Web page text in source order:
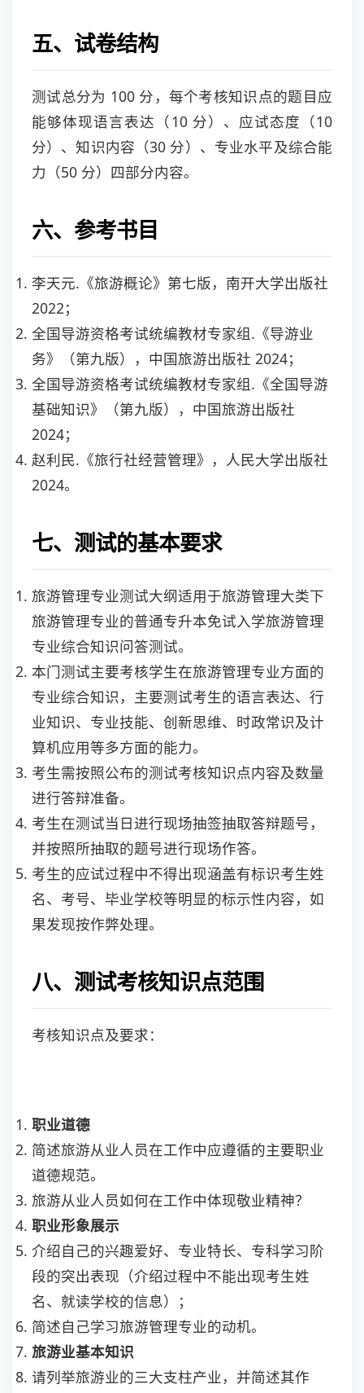
五、试卷结构
测试总分为 100 分，每个考核知识点的题目应
能够体现语言表达（10 分）、应试态度（10
分）、知识内容（30 分）、专业水平及综合能
力（50 分）四部分内容。
六、参考书目
李天元.《旅游概论》第七版，南开大学出版社
2022；
全国导游资格考试统编教材专家组.《导游业
务》（第九版），中国旅游出版社 2024；
全国导游资格考试统编教材专家组.《全国导游
基础知识》（第九版），中国旅游出版社
2024；
赵利民.《旅行社经营管理》，人民大学出版社
2024。
七、测试的基本要求
旅游管理专业测试大纲适用于旅游管理大类下
旅游管理专业的普通专升本免试入学旅游管理
专业综合知识问答测试。
本门测试主要考核学生在旅游管理专业方面的
专业综合知识，主要测试考生的语言表达、行
业知识、专业技能、创新思维、时政常识及计
算机应用等多方面的能力。
考生需按照公布的测试考核知识点内容及数量
进行答辩准备。
考生在测试当日进行现场抽签抽取答辩题号，
并按照所抽取的题号进行现场作答。
考生的应试过程中不得出现涵盖有标识考生姓
名、考号、毕业学校等明显的标示性内容，如
果发现按作弊处理。
八、测试考核知识点范围
考核知识点及要求：
职业道德
简述旅游从业人员在工作中应遵循的主要职业
道德规范。
旅游从业人员如何在工作中体现敬业精神？
职业形象展示
介绍自己的兴趣爱好、专业特长、专科学习阶
段的突出表现（介绍过程中不能出现考生姓
名、就读学校的信息）；
简述自己学习旅游管理专业的动机。
旅游业基本知识
请列举旅游业的三大支柱产业，并简述其作